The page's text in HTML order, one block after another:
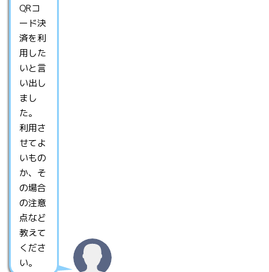
QRコ
ード決
済を利
用した
いと言
い出し
まし
た。
利用さ
せてよ
いもの
か、そ
の場合
の注意
点など
教えて
くださ
い。